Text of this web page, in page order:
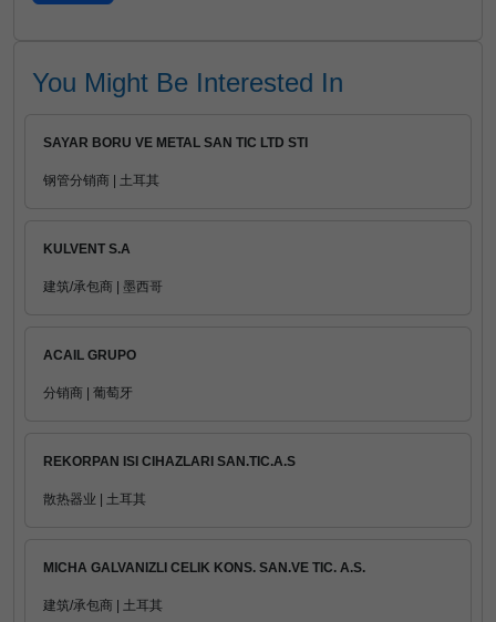
You Might Be Interested In
SAYAR BORU VE METAL SAN TIC LTD STI
钢管分销商 | 土耳其
KULVENT S.A
建筑/承包商 | 墨西哥
ACAIL GRUPO
分销商 | 葡萄牙
REKORPAN ISI CIHAZLARI SAN.TIC.A.S
散热器业 | 土耳其
MICHA GALVANIZLI CELIK KONS. SAN.VE TIC. A.S.
建筑/承包商 | 土耳其